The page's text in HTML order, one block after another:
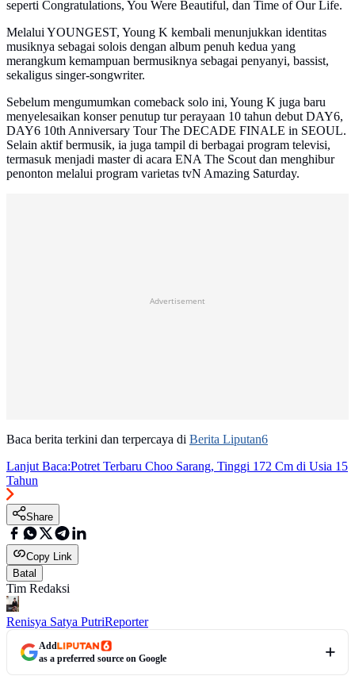
seperti Congratulations, You Were Beautiful, dan Time of Our Life.
Melalui YOUNGEST, Young K kembali menunjukkan identitas
musiknya sebagai solois dengan album penuh kedua yang
merangkum kemampuan bermusiknya sebagai penyanyi, bassist,
sekaligus singer-songwriter.
Sebelum mengumumkan comeback solo ini, Young K juga baru
menyelesaikan konser penutup tur perayaan 10 tahun debut DAY6,
DAY6 10th Anniversary Tour The DECADE FINALE in SEOUL.
Selain aktif bermusik, ia juga tampil di berbagai program televisi,
termasuk menjadi master di acara ENA The Scout dan menghibur
penonton melalui program varietas tvN Amazing Saturday.
Advertisement
Baca berita terkini dan terpercaya di Berita Liputan6
Lanjut Baca:Potret Terbaru Choo Sarang, Tinggi 172 Cm di Usia 15
Tahun
Share
Copy Link
Batal
Tim Redaksi
Renisya Satya PutriReporter
Add
as a preferred source on Google